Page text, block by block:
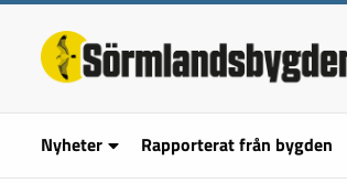
Nyheter Rapporterat från bygden